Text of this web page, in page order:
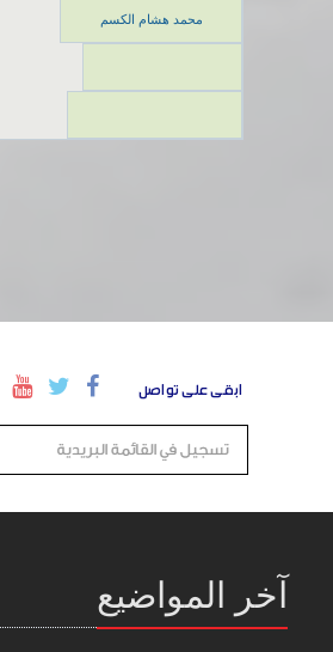
محمد هشام الكسم
ابقى على تواصل
آخر المواضيع